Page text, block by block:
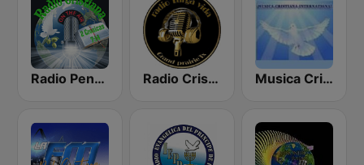
Radio Pentecostes Cristiana Radio Cristiana Larga Vida Texas Musica Cristiana Internacional